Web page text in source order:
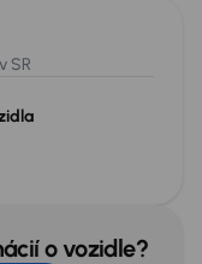
SR
o vozidle?